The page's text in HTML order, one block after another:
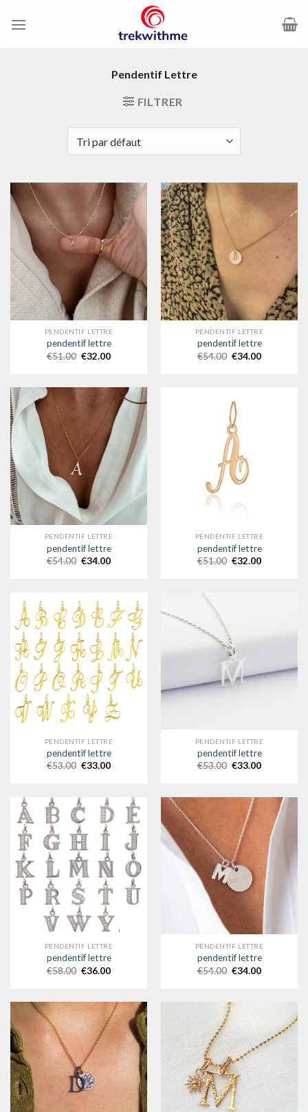
Pendentif Lettre
FILTRER
PENDENTIF LETTRE
pendentif lettre
€51.00 €32.00
PENDENTIF LETTRE
pendentif lettre
€54.00 €34.00
PENDENTIF LETTRE
pendentif lettre
€54.00 €34.00
PENDENTIF LETTRE
pendentif lettre
€51.00 €32.00
PENDENTIF LETTRE
pendentif lettre
€53.00 €33.00
PENDENTIF LETTRE
pendentif lettre
€53.00 €33.00
PENDENTIF LETTRE
pendentif lettre
€58.00 €36.00
PENDENTIF LETTRE
pendentif lettre
€54.00 €34.00